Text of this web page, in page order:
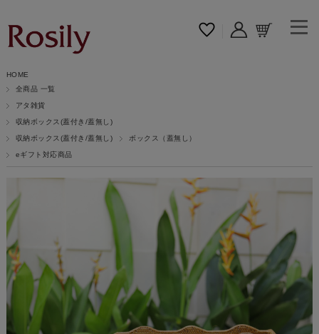
HOME
全商品 一覧
アタ雑貨
収納ボックス(蓋付き/蓋無し)
収納ボックス(蓋付き/蓋無し) ボックス（蓋無し）
eギフト対応商品